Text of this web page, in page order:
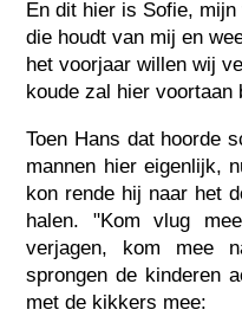
En dit hier is Sofie,
die houdt van mij en
het voorjaar willen wij
koude zal hier voortaan
Toen Hans dat hoorde
mannen hier eigenlijk,
kon rende hij naar het
halen. "Kom vlug
verjagen, kom mee
sprongen de kinderen
met de kikkers mee: